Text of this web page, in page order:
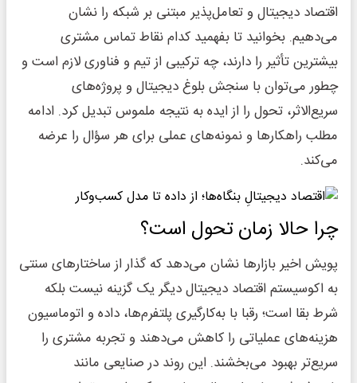
اقتصاد دیجیتال و تعامل‌پذیر مبتنی بر شبکه را نشان
می‌دهیم. بخوانید تا بفهمید کدام نقاط تماس مشتری
بیشترین تأثیر را دارند، چه ترکیبی از تیم و فناوری لازم است و
چطور می‌توان با سنجش بلوغ دیجیتال و پروژه‌های
سریع‌الاثر، تحول را از ایده به نتیجه ملموس تبدیل کرد. ادامه
مطلب راهکارها و نمونه‌های عملی برای هر سؤال را عرضه
می‌کند.
چرا حالا زمان تحول است؟
پویش اخیر بازارها نشان می‌دهد که گذار از ساختارهای سنتی
به اکوسیستم اقتصاد دیجیتال دیگر یک گزینه نیست بلکه
شرط بقا است؛ رقبا با به‌کارگیری پلتفرم‌ها، داده و اتوماسیون
هزینه‌های عملیاتی را کاهش می‌دهند و تجربه مشتری را
سریع‌تر بهبود می‌بخشند. این روند در صنایعی مانند